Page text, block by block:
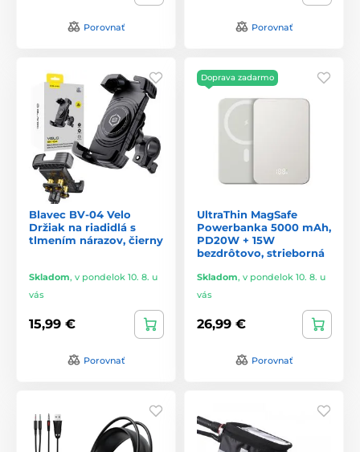
Porovnať Porovnať
Blavec BV-04 Velo
Držiak na riadidlá s
tlmením nárazov, čierny
Skladom, v pondelok 10. 8. u
vás
15,99 €
Porovnať
Doprava zadarmo
UltraThin MagSafe
Powerbanka 5000 mAh,
PD20W + 15W
bezdrôtovo, strieborná
Skladom, v pondelok 10. 8. u
vás
26,99 €
Porovnať